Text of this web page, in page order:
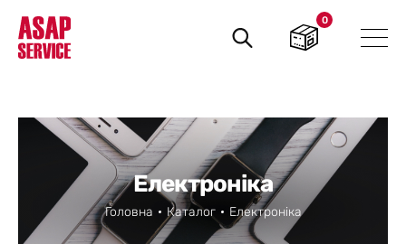
Пошук
товарів
0
Електроніка
Головна Каталог Електроніка